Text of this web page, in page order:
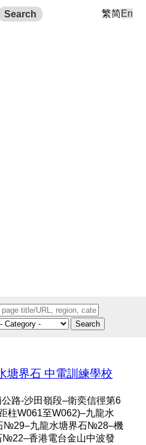
Search 繁简En
Search
塘界石 中電訓練學校
公路-沙田嶺段–衛奕信徑第6
柱W061至W062)–九龍水
№29–九龍水塘界石№28–機
№22–香港電台金山中波發